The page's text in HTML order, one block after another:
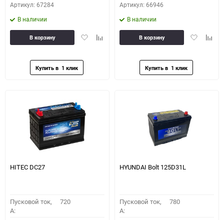
Артикул: 67284
В наличии
ДобавитьДобавить
В корзину
Артикул: 66946
В наличии
Добавить
В корзину
HITEC DC27
Пусковой ток,
A:
720
HYUNDAI Bolt 125D31L
Пусковой ток,
A:
780